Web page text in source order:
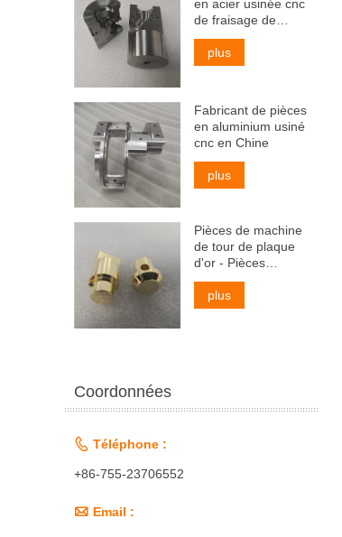
en acier usinée cnc
de fraisage de
tournage non
standard
plus
Fabricant de pièces
en aluminium usiné
cnc en Chine
plus
Pièces de machine
de tour de plaque
d'or - Pièces
tournées sur
mesure
plus
Coordonnées
 Téléphone :
+86-755-23706552
 Email :